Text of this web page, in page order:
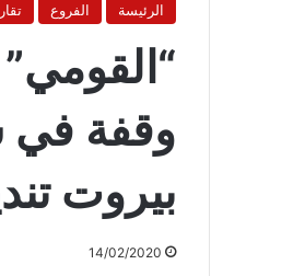
الرئيسة الفروع
وقفة في
بيروت
14/02/2020